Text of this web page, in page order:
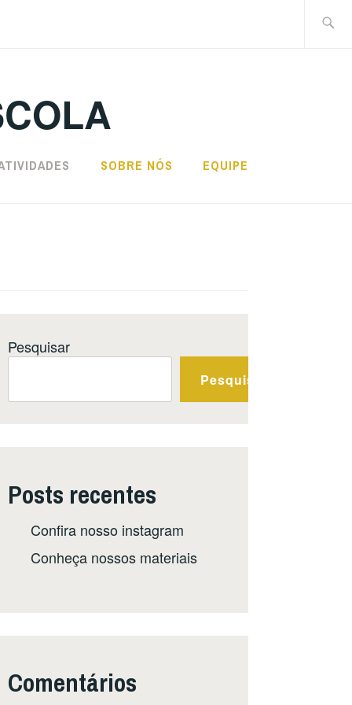
SOBRE NÓS EQUIPE
Pesquisar
Pesquisar
Posts recentes
Confira nosso instagram
Conheça nossos materiais
Comentários